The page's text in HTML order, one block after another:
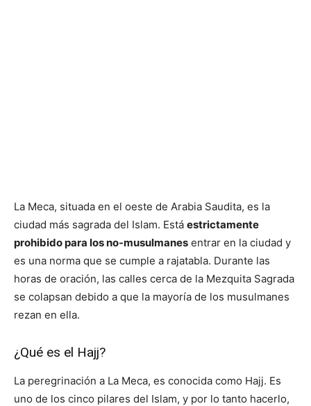
La Meca, situada en el oeste de Arabia Saudita, es la
ciudad más sagrada del Islam. Está estrictamente
prohibido para los no-musulmanes entrar en la ciudad y
es una norma que se cumple a rajatabla. Durante las
horas de oración, las calles cerca de la Mezquita Sagrada
se colapsan debido a que la mayoría de los musulmanes
rezan en ella.
¿Qué es el Hajj?
La peregrinación a La Meca, es conocida como Hajj. Es
uno de los cinco pilares del Islam, y por lo tanto hacerlo,